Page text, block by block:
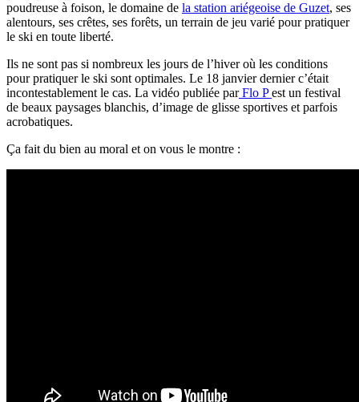
poudreuse à foison, le domaine de la station ariégeoise de Guzet, ses
alentours, ses crêtes, ses forêts, un terrain de jeu varié pour pratiquer
le ski en toute liberté.
Ils ne sont pas si nombreux les jours de l’hiver où les conditions
pour pratiquer le ski sont optimales. Le 18 janvier dernier c’était
incontestablement le cas. La vidéo publiée parFlo Pest un festival
de beaux paysages blanchis, d’image de glisse sportives et parfois
acrobatiques.
Ça fait du bien au moral et on vous le montre :